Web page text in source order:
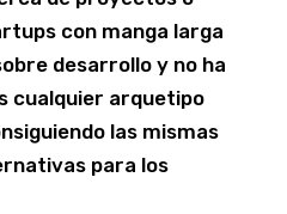
con manga larga
desarrollo y no ha
cualquier arquetipo
las mismas
para los